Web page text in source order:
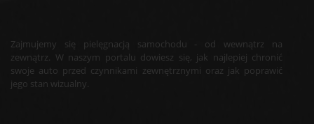
Zajmujemy się pielęgnacją samochodu - od wewnątrz na
zewnątrz. W naszym portalu dowiesz się, jak najlepiej chronić
swoje auto przed czynnikami zewnętrznymi oraz jak poprawić
jego stan wizualny.